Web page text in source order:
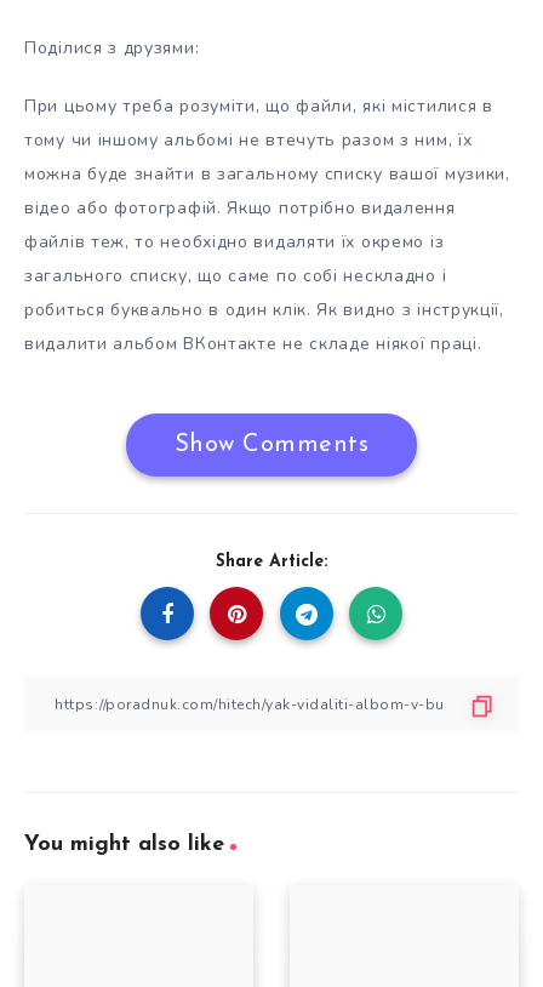
Поділися з друзями:
При цьому треба розуміти, що файли, які містилися в
тому чи іншому альбомі не втечуть разом з ним, їх
можна буде знайти в загальному списку вашої музики,
відео або фотографій. Якщо потрібно видалення
файлів теж, то необхідно видаляти їх окремо із
загального списку, що саме по собі нескладно і
робиться буквально в один клік. Як видно з інструкції,
видалити альбом ВКонтакте не складе ніякої праці.
Show Comments
Share Article:
You might also like